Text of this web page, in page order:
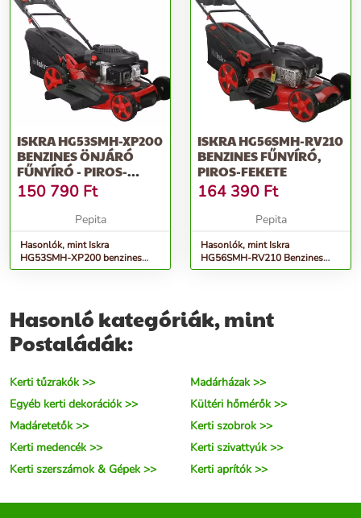
ISKRA HG53SMH-XP200
BENZINES ÖNJÁRÓ
FŰNYÍRÓ - PIROS-
FEKETE
150 790 Ft
Pepita
Hasonlók, mint Iskra
HG53SMH-XP200 benzines
önjáró Fűnyíró - piros-fekete
ISKRA HG56SMH-RV210
BENZINES FŰNYÍRÓ,
PIROS-FEKETE
164 390 Ft
Pepita
Hasonlók, mint Iskra
HG56SMH-RV210 Benzines
Fűnyíró, Piros-Fekete
Hasonló kategóriák, mint
Postaládák:
Kerti tűzrakók >>
Madárházak >>
Egyéb kerti dekorációk >>
Kültéri hőmérők >>
Madáretetők >>
Kerti szobrok >>
Kerti medencék >>
Kerti szivattyúk >>
Kerti szerszámok & Gépek >>
Kerti aprítók >>